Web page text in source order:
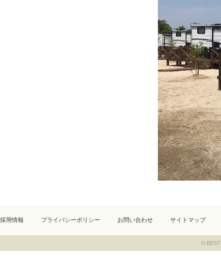
採用情報 プライバシーポリシー お問い合わせ サイトマップ
© BEST